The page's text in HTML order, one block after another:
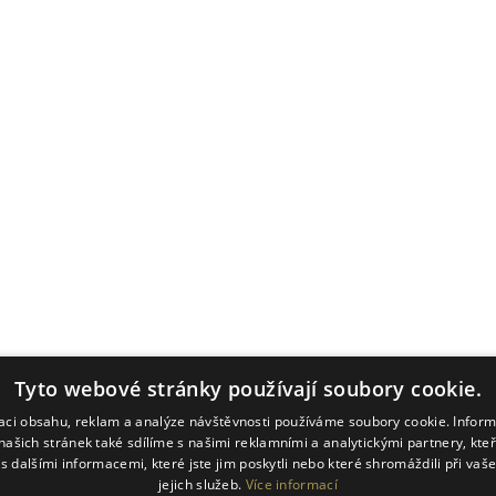
Tyto webové stránky používají soubory cookie.
obsahu, reklam a analýze návštěvnosti používáme soubory cookie.
stránek také sdílíme s našimi reklamními a analytickými partnery,
dalšími informacemi, které jste jim poskytli nebo které shromáždili při
jejich služeb. Více informací